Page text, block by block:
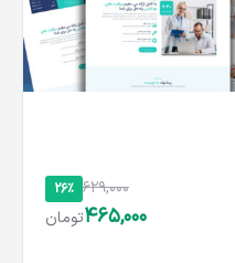
26% 629,000
465,000تومان